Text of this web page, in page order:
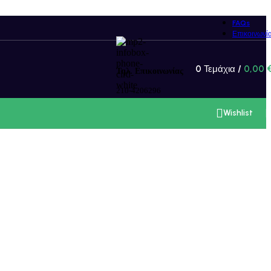
FAQs
Τηλ. Επικοινωνίας
210-4206296
0 Τεμάχια / 0,00
Wishlist
/ 07.30 - 15.00) ή ηλεκτρονικά στο email
Ok